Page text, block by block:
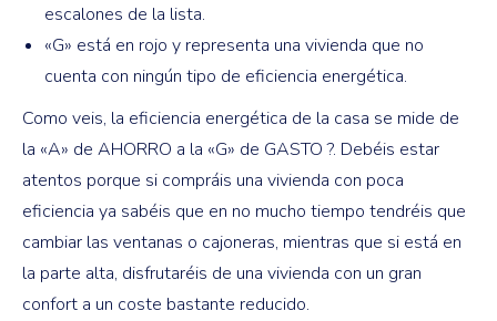
escalones de la lista.
«G» está en rojo y representa una vivienda que no
cuenta con ningún tipo de eficiencia energética.
Como veis, la eficiencia energética de la casa se mide de
la «A» de AHORRO a la «G» de GASTO ?. Debéis estar
atentos porque si compráis una vivienda con poca
eficiencia ya sabéis que en no mucho tiempo tendréis que
cambiar las ventanas o cajoneras, mientras que si está en
la parte alta, disfrutaréis de una vivienda con un gran
confort a un coste bastante reducido.